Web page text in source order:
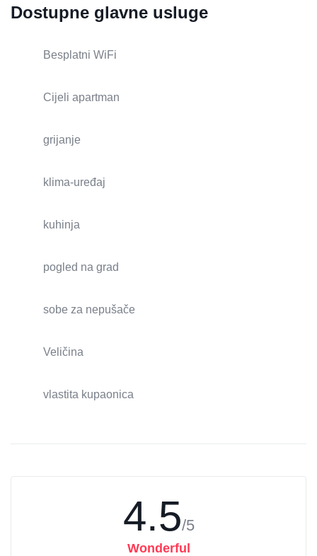
Dostupne glavne usluge
Besplatni WiFi
Cijeli apartman
grijanje
klima-uređaj
kuhinja
pogled na grad
sobe za nepušače
Veličina
vlastita kupaonica
4.5/5
Wonderful